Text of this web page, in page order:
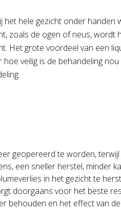
het hele gezicht onder
zoals de ogen of neus,
Het grote voordeel van een
veilig is de behandeling
geopereerd te worden,
een sneller herstel, minder
in het gezicht te
doorgaans voor het beste
behouden en het effect van